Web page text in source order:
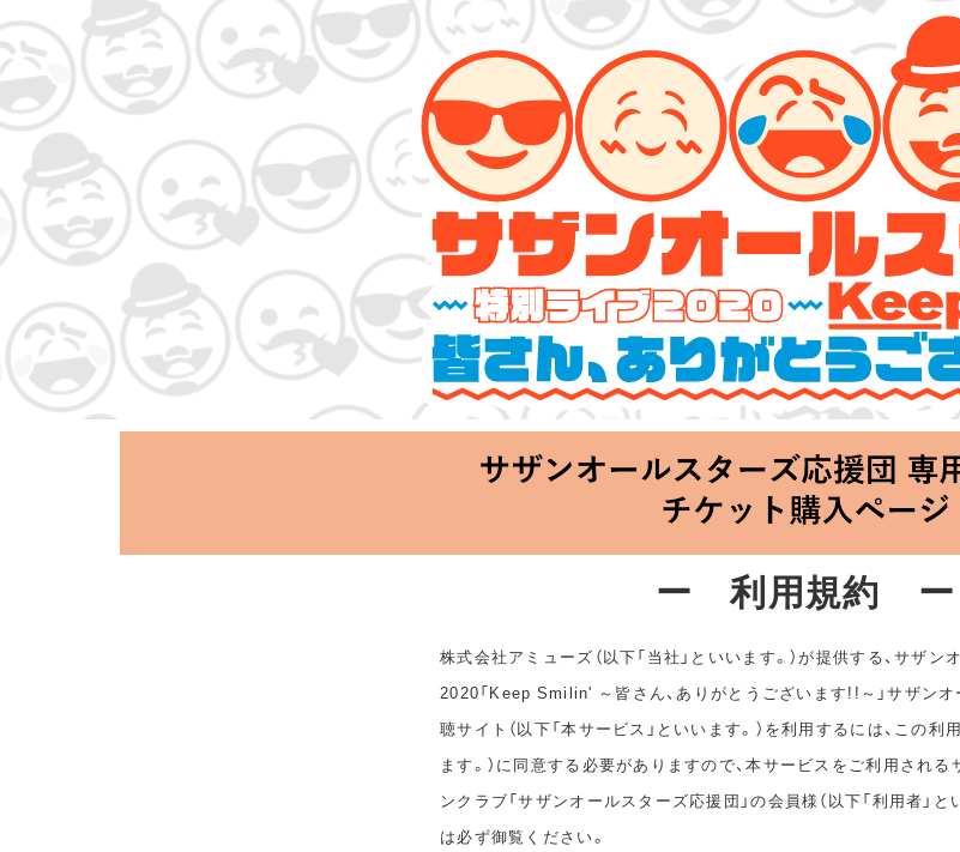
サザンオールスターズ 特別ライブ 2020
「Keep Smilin’～皆さん、ありがとうございます!!～」
2020.06.25 Thu 20:00 Start at 横浜アリーナ
ー 利用規約 ー
株式会社アミューズ（以下「当社」といいます。）が提供する、サザ
2020「Keep Smilin' ～皆さん、ありがとうございます!!～」サザン
聴サイト（以下「本サービス」といいます。）を利用するには、この利
ます。）に同意する必要がありますので、本サービスをご利用され
ンクラブ「サザンオールスターズ応援団」の会員様（以下「利用者」と
は必ず御覧ください。